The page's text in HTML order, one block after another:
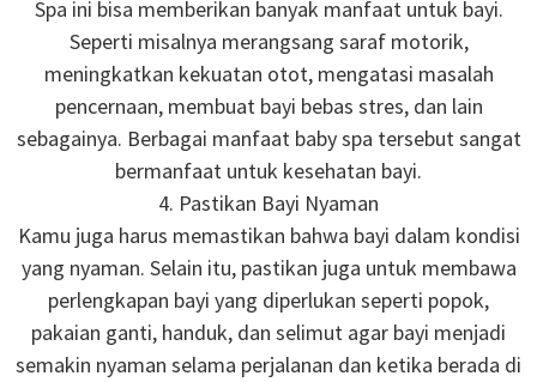
Spa ini bisa memberikan banyak manfaat untuk bayi.
Seperti misalnya merangsang saraf motorik,
meningkatkan kekuatan otot, mengatasi masalah
pencernaan, membuat bayi bebas stres, dan lain
sebagainya. Berbagai manfaat baby spa tersebut sangat
bermanfaat untuk kesehatan bayi.
4. Pastikan Bayi Nyaman
Kamu juga harus memastikan bahwa bayi dalam kondisi
yang nyaman. Selain itu, pastikan juga untuk membawa
perlengkapan bayi yang diperlukan seperti popok,
pakaian ganti, handuk, dan selimut agar bayi menjadi
semakin nyaman selama perjalanan dan ketika berada di